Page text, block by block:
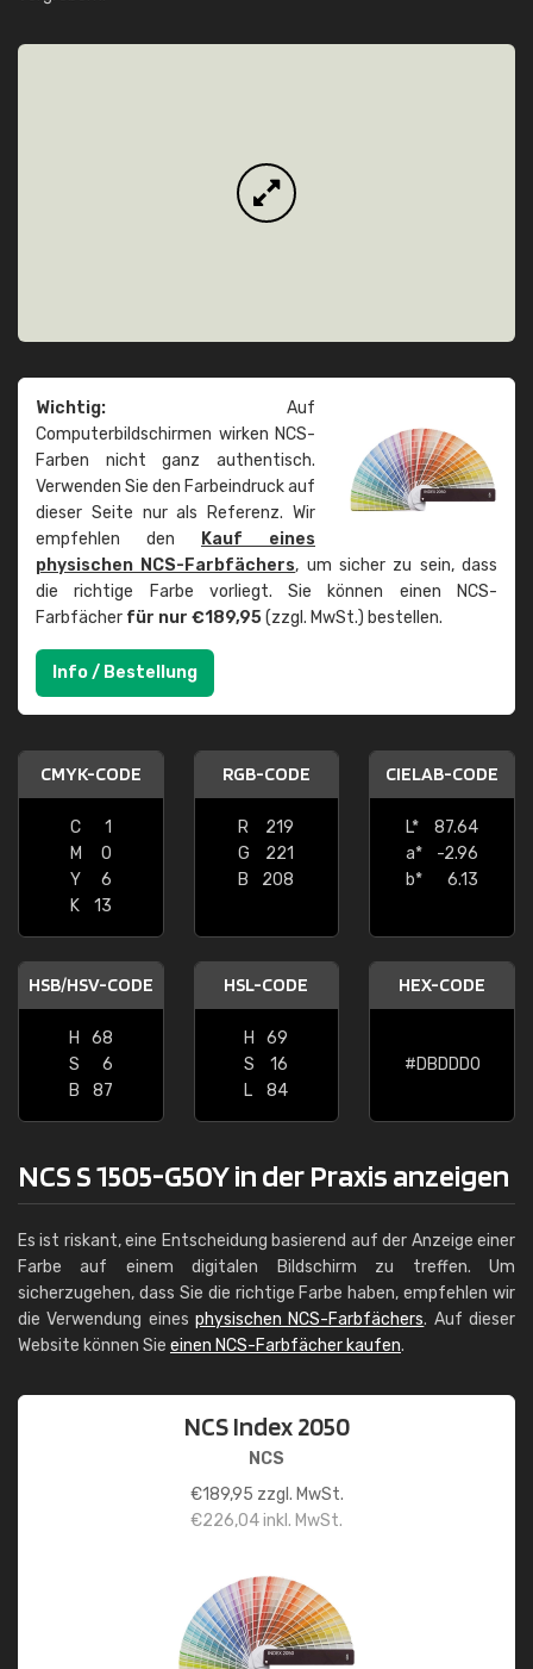
Wichtig: Auf
Computerbildschirmen wirken NCS-
Farben nicht ganz authentisch.
Verwenden Sie den Farbeindruck auf
dieser Seite nur als Referenz. Wir
empfehlen den
Kauf eines
physischen NCS-Farbfächers, um sicher zu sein, dass
die richtige Farbe vorliegt. Sie können einen NCS-
Farbfächer für nur €189,95(zzgl. MwSt.) bestellen.
Info / Bestellung
CMYK-CODE
C
1
M
0
Y
6
K
13
RGB-CODE
R
219
G
221
B
208
CIELAB-CODE
L*
87.64
a*
-2.96
b*
6.13
HSB/HSV-CODE
H
68
S
6
B
87
HSL-CODE
H
69
S
16
L
84
HEX-CODE
#DBDDD0
NCS S 1505-G50Y in der Praxis anzeigen
Es ist riskant, eine Entscheidung basierend auf der Anzeige einer
Farbe auf einem digitalen Bildschirm zu treffen. Um
sicherzugehen, dass Sie die richtige Farbe haben, empfehlen wir
die Verwendung eines physischen NCS-Farbfächers. Auf dieser
Website können Sie einen NCS-Farbfächer kaufen.
NCS Index 2050
NCS
€189,95 zzgl. MwSt.
€226,04inkl. MwSt.